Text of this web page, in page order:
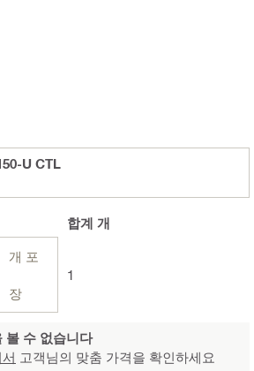
U CTL
개 포
장
합계 개
1
볼 수 없습니다
고객님의 맞춤 가격을 확인하세요